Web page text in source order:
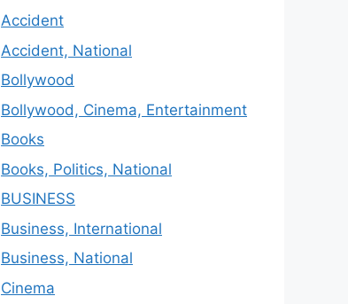
Accident
Accident, National
Bollywood
Bollywood, Cinema, Entertainment
Books
Books, Politics, National
BUSINESS
Business, International
Business, National
Cinema